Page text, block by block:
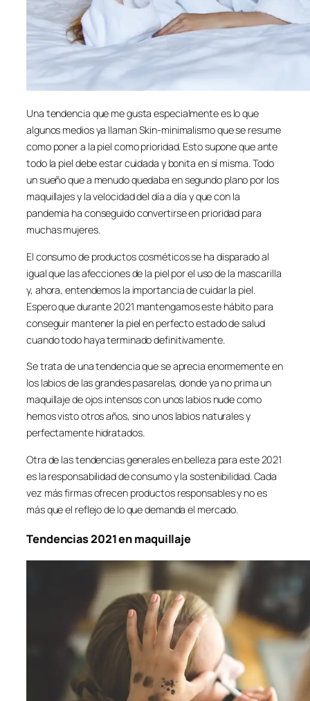
Una tendencia que me gusta especialmente es lo que
algunos medios ya llaman Skin-minimalismo que se resume
como poner a la piel como prioridad. Esto supone que ante
todo la piel debe estar cuidada y bonita en sí misma. Todo
un sueño que a menudo quedaba en segundo plano por los
maquillajes y la velocidad del día a día y que con la
pandemia ha conseguido convertirse en prioridad para
muchas mujeres.
El consumo de productos cosméticos se ha disparado al
igual que las afecciones de la piel por el uso de la mascarilla
y, ahora, entendemos la importancia de cuidar la piel.
Espero que durante 2021 mantengamos este hábito para
conseguir mantener la piel en perfecto estado de salud
cuando todo haya terminado definitivamente.
Se trata de una tendencia que se aprecia enormemente en
los labios de las grandes pasarelas, donde ya no prima un
maquillaje de ojos intensos con unos labios nude como
hemos visto otros años, sino unos labios naturales y
perfectamente hidratados.
Otra de las tendencias generales en belleza para este 2021
es la responsabilidad de consumo y la sostenibilidad. Cada
vez más firmas ofrecen productos responsables y no es
más que el reflejo de lo que demanda el mercado.
Tendencias 2021 en maquillaje